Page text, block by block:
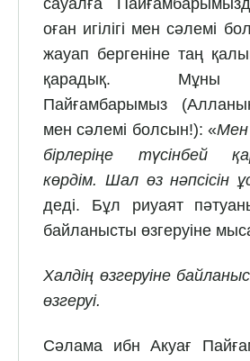
оған игілігі мен сәлемі
жауап бергеніне таң
қарадық. Мұны
Пайғамбарымыз
мен сәлемі болсын!): «Мен
бірлеріңе түсінбей
көрдім. Шал өз нәпсісін
деді. Бұл риуаят
байланысты өзгеруіне
Халдің өзгеруіне
өзгеруі.
Сәлама ибн Акуағ